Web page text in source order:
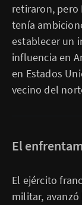
retiraron, pero
tenía
establecer un
influencia en
en Estados
vecino del
El
El ejército
militar, avanzó